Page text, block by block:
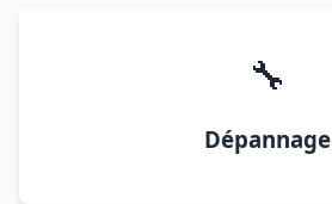
🔧
Dépannage